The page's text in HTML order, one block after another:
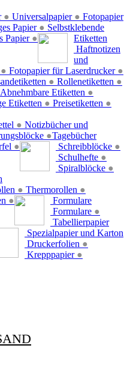
● Universalpapier ●
Papier ●
Papier ●
Fotopapier
● Fotopapier für Laserdrucker ●
Selbstklebende
Etiketten
● Rollenetiketten ●
Abnehmbare Etiketten ●
Etiketten ● Preisetiketten ●
Haftnotizen
und
●
●
●
Notizbücher und
Tagebücher
Schreibblöcke ●
Schulhefte ●
Spiralblöcke ●
● Thermorollen ●
●
Formulare
Formulare ●
Tabellierpapier
Spezialpapier und Karton
Druckerfolien ●
Krepppapier ●